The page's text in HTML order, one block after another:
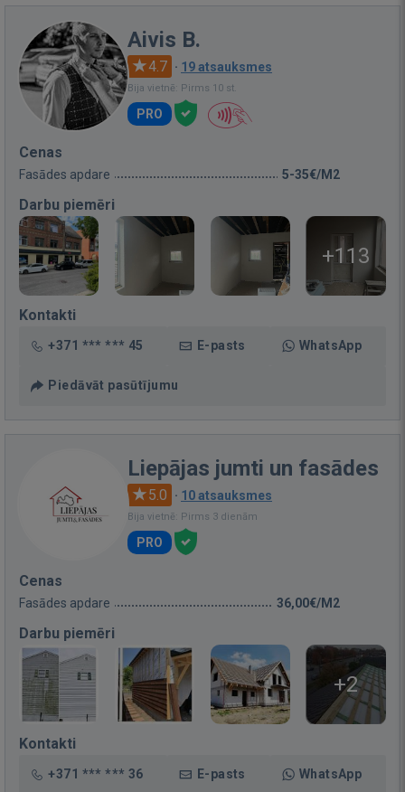
Aivis B.
4.7 · 19 atsauksmes
Bija vietnē: Pirms 10 st.
PRO
Cenas
Fasādes apdare 5-35€/M2
Darbu piemēri
+113
Kontakti
+371 *** *** 45 E-pasts WhatsApp
Piedāvāt pasūtījumu
Liepājas jumti un fasādes
5.0 · 10 atsauksmes
Bija vietnē: Pirms 3 dienām
PRO
Cenas
Fasādes apdare 36,00€/M2
Darbu piemēri
+2
Kontakti
+371 *** *** 36 E-pasts WhatsApp